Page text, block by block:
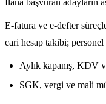
İlana başvuran adayların
E-fatura ve e-defter
cari hesap takibi; personel
Aylık kapanış, KDV
SGK, vergi ve mali